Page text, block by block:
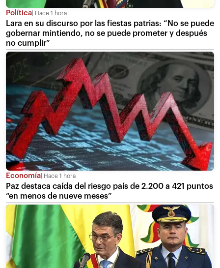
Política Hace 1 hora
Lara en su discurso por las fiestas patrias: “No se puede
gobernar mintiendo, no se puede prometer y después
no cumplir”
Economía Hace 1 hora
Paz destaca caída del riesgo país de 2.200 a 421 puntos
“en menos de nueve meses”